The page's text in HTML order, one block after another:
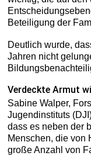
Beteiligung der
Deutlich wurde,
Jahren nicht
Verdeckte Armut
Sabine Walper,
Jugendinstituts
dass es neben der
Menschen, die von
große Anzahl von